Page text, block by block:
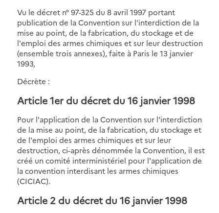
Vu le décret n° 97-325 du 8 avril 1997 portant
publication de la Convention sur l'interdiction de la
mise au point, de la fabrication, du stockage et de
l'emploi des armes chimiques et sur leur destruction
(ensemble trois annexes), faite à Paris le 13 janvier
1993,
Décrète :
Article 1er du décret du 16 janvier 1998
Pour l'application de la Convention sur l'interdiction
de la mise au point, de la fabrication, du stockage et
de l'emploi des armes chimiques et sur leur
destruction, ci-après dénommée la Convention, il est
créé un comité interministériel pour l'application de
la convention interdisant les armes chimiques
(CICIAC).
Article 2 du décret du 16 janvier 1998